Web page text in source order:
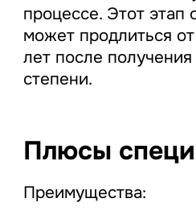
процессе. Этот этап
может продлиться
лет после
степени.
Плюсы
Преимущества: